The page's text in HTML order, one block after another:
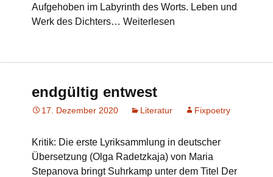
Aufgehoben im Labyrinth des Worts. Leben und
Werk des Dichters… Weiterlesen
endgültig entwest
17. Dezember 2020 Literatur Fixpoetry
Kritik: Die erste Lyriksammlung in deutscher
Übersetzung (Olga Radetzkaja) von Maria
Stepanova bringt Suhrkamp unter dem Titel Der